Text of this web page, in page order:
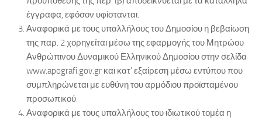
έγγραφα, εφόσον υφίστανται.
Αναφορικά με τους υπαλλήλους του Δημοσίου η βεβαίωση
της παρ. 2 χορηγείται μέσω της εφαρμογής του Μητρώου
Ανθρώπινου Δυναμικού Ελληνικού Δημοσίου στην σελίδα
www.apografi.gov.gr και κατ’ εξαίρεση μέσω εντύπου που
συμπληρώνεται με ευθύνη του αρμόδιου προϊσταμένου
προσωπικού.
Αναφορικά με τους υπαλλήλους του ιδιωτικού τομέα η